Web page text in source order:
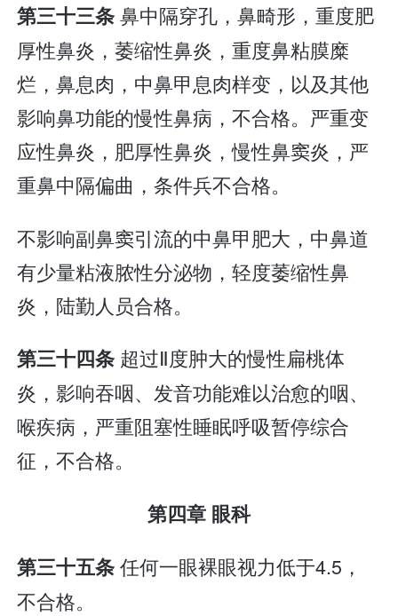
第三十三条鼻中隔穿孔，鼻畸形，重度肥
厚性鼻炎，萎缩性鼻炎，重度鼻粘膜糜
烂，鼻息肉，中鼻甲息肉样变，以及其他
影响鼻功能的慢性鼻病，不合格。严重变
应性鼻炎，肥厚性鼻炎，慢性鼻窦炎，严
重鼻中隔偏曲，条件兵不合格。
不影响副鼻窦引流的中鼻甲肥大，中鼻道
有少量粘液脓性分泌物，轻度萎缩性鼻
炎，陆勤人员合格。
第三十四条 超过Ⅱ度肿大的慢性扁桃体
炎，影响吞咽、发音功能难以治愈的咽、
喉疾病，严重阻塞性睡眠呼吸暂停综合
征，不合格。
第四章 眼科
第三十五条任何一眼裸眼视力低于4.5，
不合格。